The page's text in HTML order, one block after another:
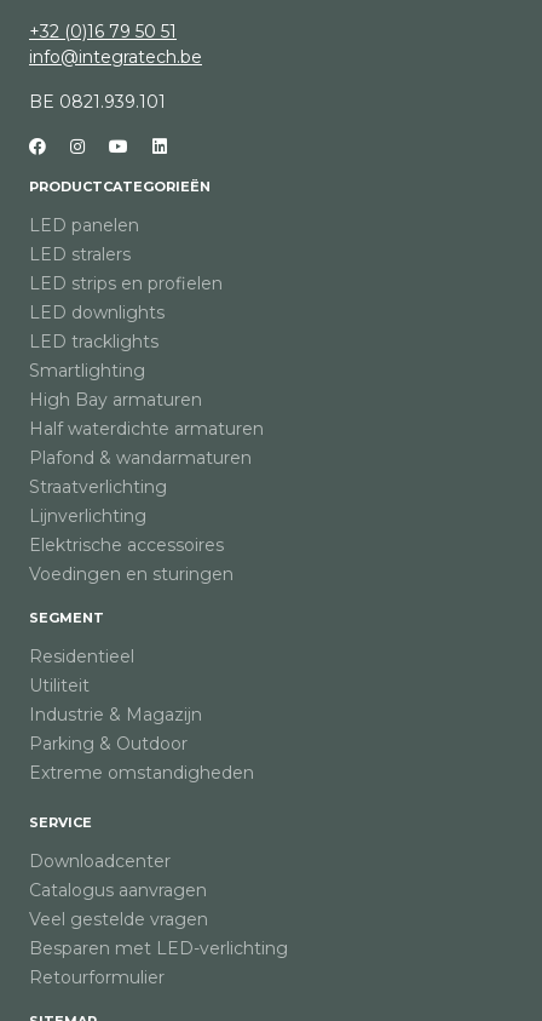
+32 (0)16 79 50 51
info@integratech.be
BE 0821.939.101
PRODUCTCATEGORIEËN
LED panelen
LED stralers
LED strips en profielen
LED downlights
LED tracklights
Smartlighting
High Bay armaturen
Half waterdichte armaturen
Plafond & wandarmaturen
Straatverlichting
Lijnverlichting
Elektrische accessoires
Voedingen en sturingen
SEGMENT
Residentieel
Utiliteit
Industrie & Magazijn
Parking & Outdoor
Extreme omstandigheden
SERVICE
Downloadcenter
Catalogus aanvragen
Veel gestelde vragen
Besparen met LED-verlichting
Retourformulier